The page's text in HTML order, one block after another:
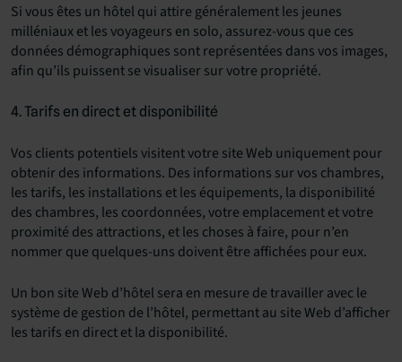
Si vous êtes un hôtel qui attire généralement les jeunes
milléniaux et les voyageurs en solo, assurez-vous que ces
données démographiques sont représentées dans vos images,
afin qu’ils puissent se visualiser sur votre propriété.
4. Tarifs en direct et disponibilité
Vos clients potentiels visitent votre site Web uniquement pour
obtenir des informations. Des informations sur vos chambres,
les tarifs, les installations et les équipements, la disponibilité
des chambres, les coordonnées, votre emplacement et votre
proximité des attractions, et les choses à faire, pour n’en
nommer que quelques-uns doivent être affichées pour eux.
Un bon site Web d’hôtel sera en mesure de travailler avec le
système de gestion de l’hôtel, permettant au site Web d’afficher
les tarifs en direct et la disponibilité.